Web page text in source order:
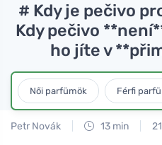
# Kdy je pečivo
Kdy pečivo
ho jíte v
Női parfümök Férfi
Petr Novák 13 min